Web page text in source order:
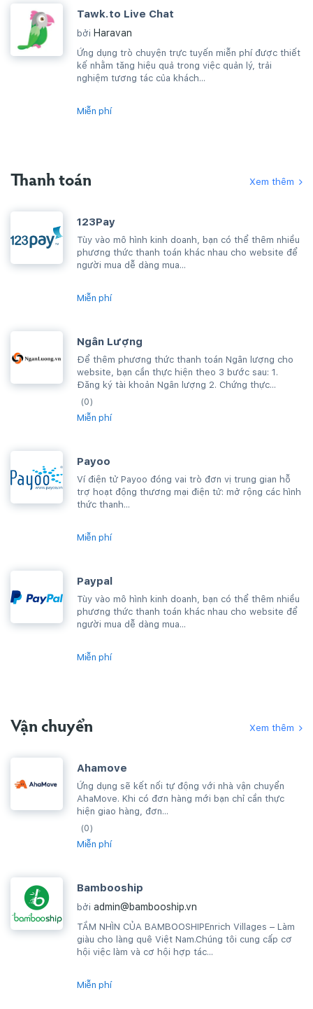
Tawk.to Live Chat
bởi Haravan
Ứng dụng trò chuyện trực tuyến miễn phí được thiết
kế nhằm tăng hiệu quả trong việc quản lý, trải
nghiệm tương tác của khách...
Miễn phí
Thanh toán Xem thêm
123Pay
Tùy vào mô hình kinh doanh, bạn có thể thêm nhiều
phương thức thanh toán khác nhau cho website để
người mua dễ dàng mua...
Miễn phí
Ngân Lượng
Để thêm phương thức thanh toán Ngân lượng cho
website, bạn cần thực hiện theo 3 bước sau: 1.
Đăng ký tài khoản Ngân lượng 2. Chứng thực...
(0)
Miễn phí
Payoo
Ví điện tử Payoo đóng vai trò đơn vị trung gian hỗ
trợ hoạt động thương mại điện tử: mở rộng các hình
thức thanh...
Miễn phí
Paypal
Tùy vào mô hình kinh doanh, bạn có thể thêm nhiều
phương thức thanh toán khác nhau cho website để
người mua dễ dàng mua...
Miễn phí
Vận chuyển Xem thêm
Ahamove
Ứng dụng sẽ kết nối tự động với nhà vận chuyển
AhaMove. Khi có đơn hàng mới bạn chỉ cần thực
hiện giao hàng, đơn...
(0)
Miễn phí
Bambooship
bởi admin@bambooship.vn
TẦM NHÌN CỦA BAMBOOSHIPEnrich Villages – Làm
giàu cho làng quê Việt Nam.Chúng tôi cung cấp cơ
hội việc làm và cơ hội hợp tác...
Miễn phí